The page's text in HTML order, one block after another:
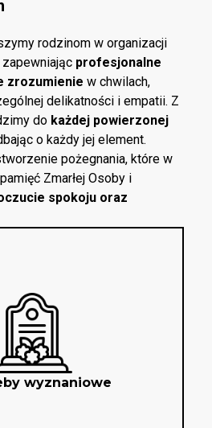
rodzinom w organizacji
zapewniając profesjonalne
zrozumienie w chwilach,
delikatności i empatii. Z
do każdej powierzonej
o każdy jej element.
pożegnania, które w
Zmarłej Osoby i
spokoju oraz
wyznaniowe